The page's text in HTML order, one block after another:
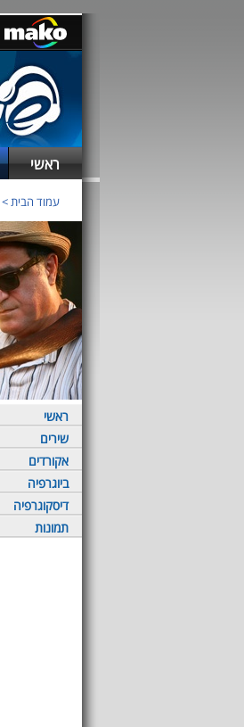
ראשי
עמוד הבית>
ראשי
שירים
אקורדים
ביוגרפיה
דיסקוגרפיה
תמונות